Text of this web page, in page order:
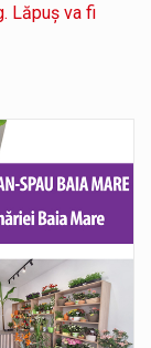
Lăpuș va fi